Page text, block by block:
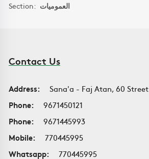
Section: العموميات
Contact Us
Address:
Sana'a - Faj Atan, 60 Street
Phone:
9671450121
Phone:
9671445993
Mobile:
770445995
Whatsapp:
770445995